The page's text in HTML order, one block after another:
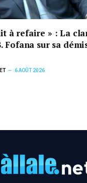
à refaire » : La
Fofana sur sa
6 AOÛT 2026